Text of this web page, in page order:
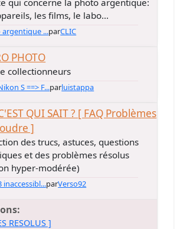
qui concerne la photo argentique:
les films, le labo...
argentique ...parCLIC
PHOTO
collectionneurs
S ==> F...parluistappa
QUI SAIT ? [ FAQ Problèmes
]
des trucs, astuces, questions
et des problèmes résolus
hyper-modérée)
inaccessibl...parVerso92
RESOLUS ]